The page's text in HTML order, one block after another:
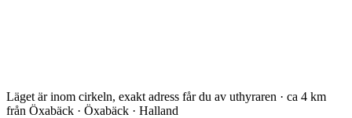
Läget är inom cirkeln, exakt adress får du av uthyraren · ca 4 km
från Öxabäck · Öxabäck · Halland